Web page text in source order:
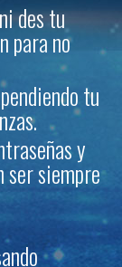
des tu
para no
tu
y
ser siempre